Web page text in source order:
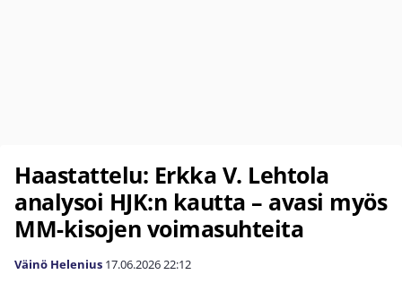
Haastattelu: Erkka V. Lehtola
analysoi HJK:n kautta – avasi myös
MM-kisojen voimasuhteita
Väinö Helenius 17.06.202622:12